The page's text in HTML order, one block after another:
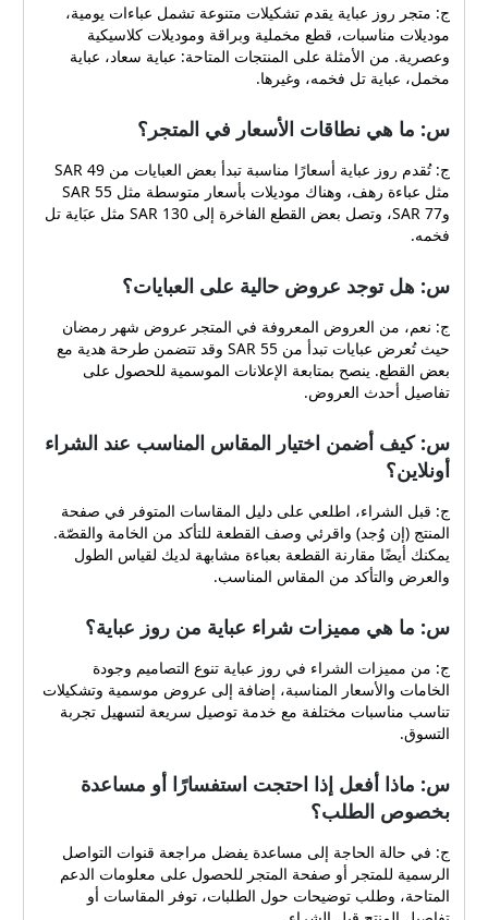
ج: متجر روز عباية يقدم تشكيلات متنوعة تشمل عباءات يومية،
موديلات مناسبات، قطع مخملية وبراقة وموديلات كلاسيكية
وعصرية. من الأمثلة على المنتجات المتاحة: عباية سعاد، عباية
مخمل، عباية تل فخمه، وغيرها.
س: ما هي نطاقات الأسعار في المتجر؟
ج: تُقدم روز عباية أسعارًا مناسبة تبدأ بعض العبايات من 49 SAR
مثل عباءة رهف، وهناك موديلات بأسعار متوسطة مثل 55 SAR
و77 SAR، وتصل بعض القطع الفاخرة إلى 130 SAR مثل عبَاية تل
فخمه.
س: هل توجد عروض حالية على العبايات؟
ج: نعم، من العروض المعروفة في المتجر عروض شهر رمضان
حيث تُعرض عبايات تبدأ من 55 SAR وقد تتضمن طرحة هدية مع
بعض القطع. ينصح بمتابعة الإعلانات الموسمية للحصول على
تفاصيل أحدث العروض.
س: كيف أضمن اختيار المقاس المناسب عند الشراء
أونلاين؟
ج: قبل الشراء، اطلعي على دليل المقاسات المتوفر في صفحة
المنتج (إن وُجد) واقرئي وصف القطعة للتأكد من الخامة والقصّة.
يمكنك أيضًا مقارنة القطعة بعباءة مشابهة لديك لقياس الطول
والعرض والتأكد من المقاس المناسب.
س: ما هي مميزات شراء عباية من روز عباية؟
ج: من مميزات الشراء في روز عباية تنوع التصاميم وجودة
الخامات والأسعار المناسبة، إضافة إلى عروض موسمية وتشكيلات
تناسب مناسبات مختلفة مع خدمة توصيل سريعة لتسهيل تجربة
التسوق.
س: ماذا أفعل إذا احتجت استفسارًا أو مساعدة
بخصوص الطلب؟
ج: في حالة الحاجة إلى مساعدة يفضل مراجعة قنوات التواصل
الرسمية للمتجر أو صفحة المتجر للحصول على معلومات الدعم
المتاحة، وطلب توضيحات حول الطلبات، توفر المقاسات أو